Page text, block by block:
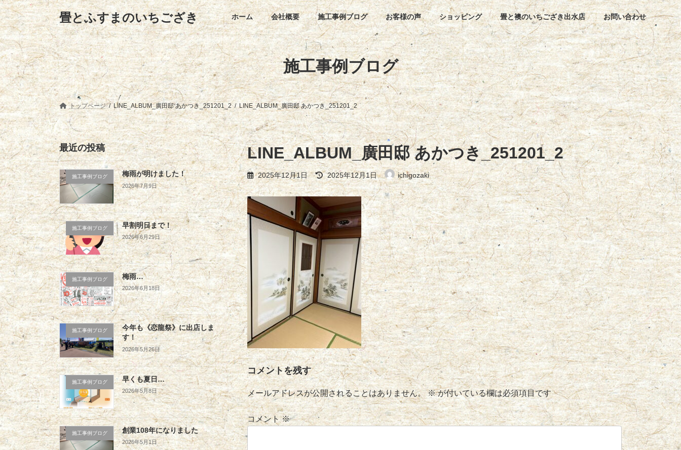
コ
ン
テ
ン
ツ
へ
ス
キ
ッ
プ
ナ
ビ
ゲ
ー
シ
ョ
ン
に
移
動
畳とふすまのいちござき ホーム 会社概要 施工事例ブログ お客様の声 ショッピング 畳と襖のいちござき出水店 お問い合わせ
施工事例ブログ
トップページ LINE_ALBUM_廣田邸 あかつき_251201_2 LINE_ALBUM_廣田邸 あかつき_251201_2
LINE_ALBUM_廣田邸 あかつき_251201_2
2025年12月1日
最
終
更
新
日
時
2025年12月1日 ichigozaki
コメントを残す
メールアドレスが公開されることはありません。 ※が付いている欄は必須項目です
コメント※
最近の投稿
施工事例ブログ 梅雨が明けました！
2026年7月9日
施工事例ブログ 早割明日まで！
2026年6月29日
施工事例ブログ 梅雨…
2026年6月18日
施工事例ブログ
今年も《恋龍祭》に出店しま
す！
2026年5月26日
施工事例ブログ 早くも夏日…
2026年5月8日
施工事例ブログ 創業108年になりました
2026年5月1日